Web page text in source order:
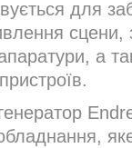
для
сцени,
а